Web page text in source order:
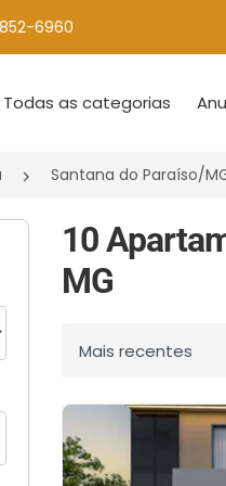
6960
Todas as categorias
Santana do Paraíso/
10
MG
Ordenar por